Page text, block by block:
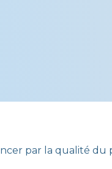
par la qualité du